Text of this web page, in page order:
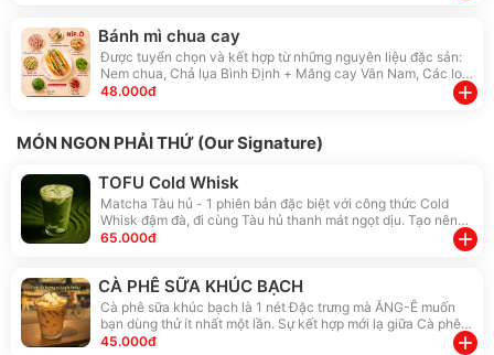
Bánh mì chua cay
Được tuyển chọn và kết hợp từ những nguyên liệu đặc sản:
Nem chua, Chả lụa Bình Định + Măng cay Vân Nam, Các loại
rau thơm + Nước sốt thủ công thơm lừng. Cho ra hương vị
48.000đ add
MÓN NGON PHẢI THỨ (Our Signature)
TOFU Cold Whisk
Matcha Tàu hủ - 1 phiên bản đặc biệt với công thức Cold
Whisk đậm đà, đi cùng Tàu hủ thanh mát ngọt dịu. Tạo nên
một hương vị rất riêng và lôi cuốn.
65.000đ add
CÀ PHÊ SỮA KHÚC BẠCH
Cà phê sữa khúc bạch là 1 nét Đặc trưng mà ĂNG-Ê muốn
bạn dùng thử ít nhất một lần. Sự kết hợp mới lạ giữa Cà phê
sữa đậm đà cao cấp và Khúc bạch trắng mịn, béo thơm từ
45.000đ add